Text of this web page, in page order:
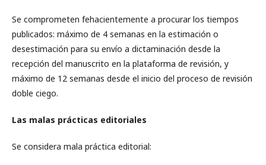
Se comprometen fehacientemente a procurar los tiempos
publicados: máximo de 4 semanas en la estimación o
desestimación para su envío a dictaminación desde la
recepción del manuscrito en la plataforma de revisión, y
máximo de 12 semanas desde el inicio del proceso de revisión
doble ciego.
Las malas prácticas editoriales
Se considera mala práctica editorial: